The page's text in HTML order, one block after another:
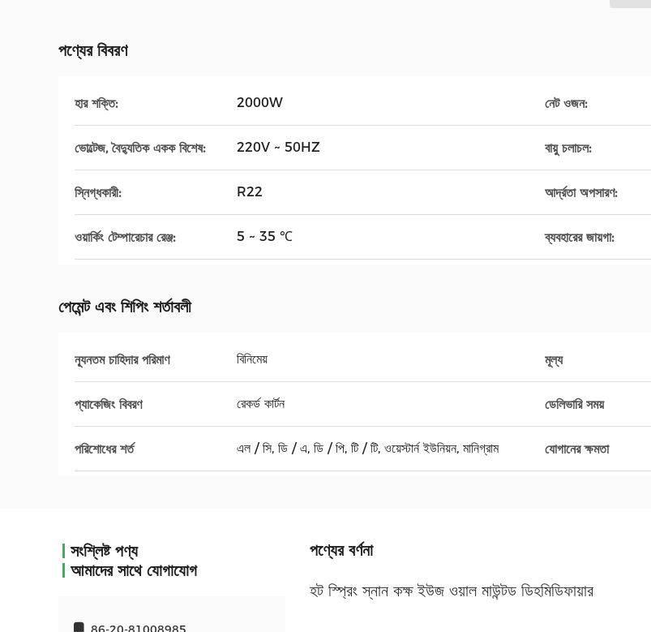
পণ্যের বিবরণ
হার শক্তি: 2000W নেট ওজন:
ভোল্টেজ, বৈদ্যুতিক একক বিশেষ: 220V ~ 50HZ বায়ু চলাচল:
স্নিগ্ধকারী: R22 আর্দ্রতা অপসারণ:
ওয়ার্কিং টেম্পারেচার রেঞ্জ: 5 ~ 35 ℃ ব্যবহারের জায়গা:
পেমেন্ট এবং শিপিং শর্তাবলী
ন্যূনতম চাহিদার পরিমাণ বিনিমেয় মূল্য
প্যাকেজিং বিবরণ রেকর্ড কার্টন ডেলিভারি সময়
পরিশোধের শর্ত এল / সি, ডি / এ, ডি / পি, টি / টি, ওয়েস্টার্ন ইউনিয়ন, মানিগ্রাম যোগানের ক্ষমতা
সংশ্লিষ্ট পণ্য
আমাদের সাথে যোগাযোগ
পণ্যের বর্ণনা
হট স্প্রিং স্নান কক্ষ ইউজ ওয়াল মাউন্টড ডিহমিডিফায়ার